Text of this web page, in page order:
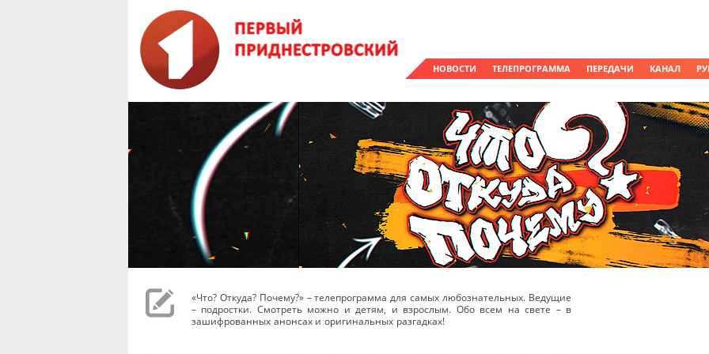
НОВОСТИ ТЕЛЕПРОГРАММА ПЕРЕДАЧИ КАНАЛ
«Что? Откуда? Почему?» – телепрограмма для самых любознательных. Ведущие
– подростки. Смотреть можно и детям, и взрослым. Обо всем на свете – в
зашифрованных анонсах и оригинальных разгадках!